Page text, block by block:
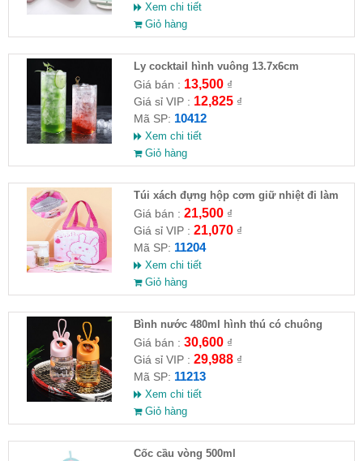
Xem chi tiết
Giỏ hàng
Ly cocktail hình vuông 13.7x6cm
Giá bán : 13,500₫
Giá sỉ VIP : 12,825₫
Mã SP: 10412
Xem chi tiết
Giỏ hàng
Túi xách đựng hộp cơm giữ nhiệt đi làm
hình gấu đáng yêu
Giá bán : 21,500₫
Giá sỉ VIP : 21,070₫
Mã SP: 11204
Xem chi tiết
Giỏ hàng
Bình nước 480ml hình thú có chuông
Giá bán : 30,600₫
Giá sỉ VIP : 29,988₫
Mã SP: 11213
Xem chi tiết
Giỏ hàng
Cốc cầu vòng 500ml